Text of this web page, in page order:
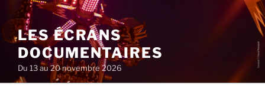
au
contenu
principal
LES ÉCRANS
DOCUMENTAIRES
Du 13 au 20 novembre 2026